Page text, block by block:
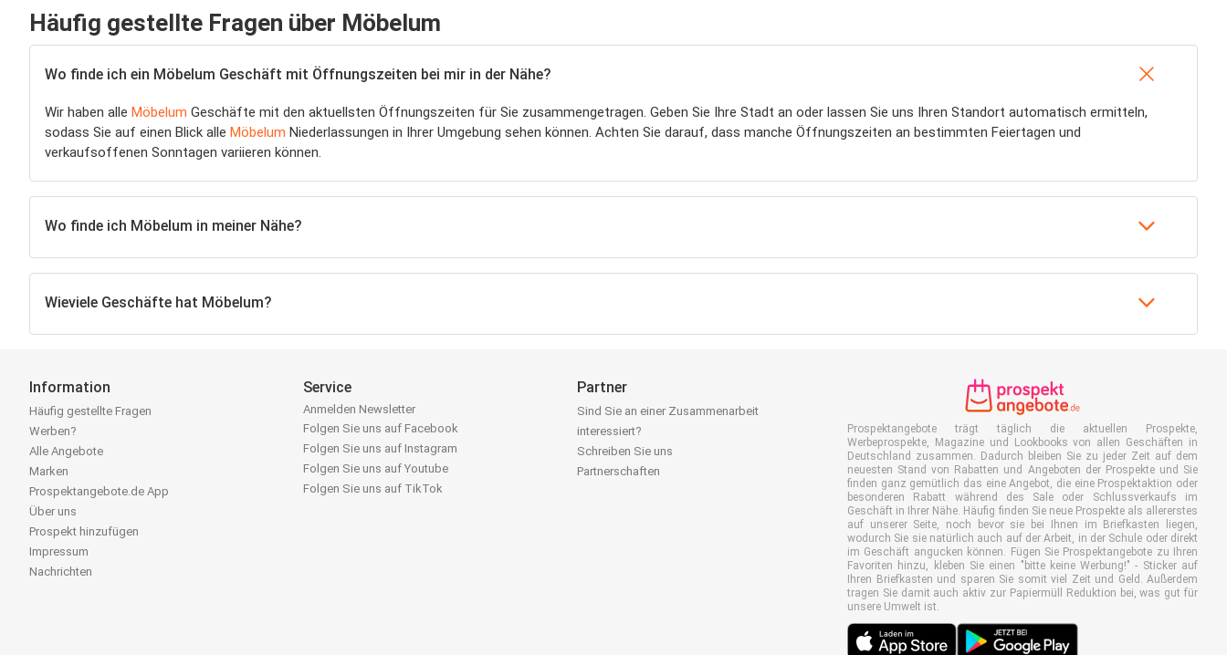
Häufig gestellte Fragen über Möbelum
Wo finde ich ein Möbelum Geschäft mit Öffnungszeiten bei mir in der Nähe?
Wir haben alle Möbelum Geschäfte mit den aktuellsten Öffnungszeiten für Sie zusammengetragen. Geben Sie Ihre Stadt an oder lassen Sie uns Ihren Standort automatisch ermitteln,
sodass Sie auf einen Blick alle Möbelum Niederlassungen in Ihrer Umgebung sehen können. Achten Sie darauf, dass manche Öffnungszeiten an bestimmten Feiertagen und
verkaufsoffenen Sonntagen variieren können.
Wo finde ich Möbelum in meiner Nähe?
Wieviele Geschäfte hat Möbelum?
Information
Häufig gestellte Fragen
Werben?
Alle Angebote
Marken
Prospektangebote.de App
Über uns
Prospekt hinzufügen
Impressum
Nachrichten
Service
Anmelden Newsletter
Folgen Sie uns auf Facebook
Folgen Sie uns auf Instagram
Folgen Sie uns auf Youtube
Folgen Sie uns auf TikTok
Partner
Sind Sie an einer Zusammenarbeit
interessiert?
Schreiben Sie uns
Partnerschaften
Prospektangebote trägt täglich die aktuellen Prospekte,
Werbeprospekte, Magazine und Lookbooks von allen Geschäften in
Deutschland zusammen. Dadurch bleiben Sie zu jeder Zeit auf dem
neuesten Stand von Rabatten und Angeboten der Prospekte und Sie
finden ganz gemütlich das eine Angebot, die eine Prospektaktion oder
besonderen Rabatt während des Sale oder Schlussverkaufs im
Geschäft in Ihrer Nähe. Häufig finden Sie neue Prospekte als allererstes
auf unserer Seite, noch bevor sie bei Ihnen im Briefkasten liegen,
wodurch Sie sie natürlich auch auf der Arbeit, in der Schule oder direkt
im Geschäft angucken können. Fügen Sie Prospektangebote zu Ihren
Favoriten hinzu, kleben Sie einen "bitte keine Werbung!" - Sticker auf
Ihren Briefkasten und sparen Sie somit viel Zeit und Geld. Außerdem
tragen Sie damit auch aktiv zur Papiermüll Reduktion bei, was gut für
unsere Umwelt ist.